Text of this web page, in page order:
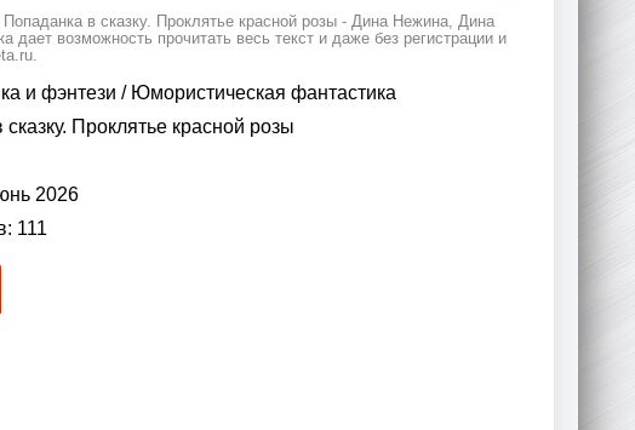
в сказку. Проклятье красной розы - Дина Нежина, Дина
возможность прочитать весь текст и даже без регистрации и
и фэнтези / Юмористическая фантастика
Проклятье красной розы
2026
111